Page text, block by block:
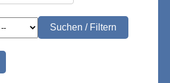
Suchen / Filtern